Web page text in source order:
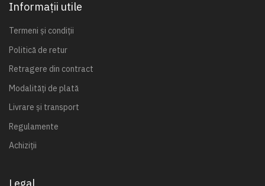
Informații utile
Termeni și condiții
Politică de retur
Retragere din contract
Modalități de plată
Livrare și transport
Regulamente
Achiziții